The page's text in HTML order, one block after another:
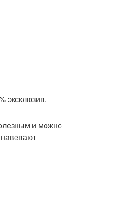
эксклюзив.
и можно
навевают